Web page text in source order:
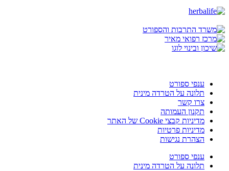
ענפי ספורט
תלונה על הטרדה מינית
צרו קשר
תקנון העמותה
מדיניות קבצי Cookie של האתר
מדיניות פרטיות
הצהרת נגישות
ענפי ספורט
תלונה על הטרדה מינית